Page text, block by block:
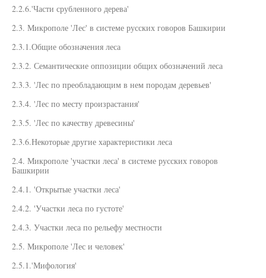
2.2.6.'Части срубленного дерева'
2.3. Микрополе 'Лес' в системе русских говоров Башкирии
2.3.1.Общие обозначения леса
2.3.2. Семантические оппозиции общих обозначений леса
2.3.3. 'Лес по преобладающим в нем породам деревьев'
2.3.4. 'Лес по месту произрастания'
2.3.5. 'Лес по качеству древесины'
2.3.6.Некоторые другие характеристики леса
2.4. Микрополе 'участки леса' в системе русских говоров
Башкирии
2.4.1. 'Открытые участки леса'
2.4.2. 'Участки леса по густоте'
2.4.3. Участки леса по рельефу местности
2.5. Микрополе 'Лес и человек'
2.5.1.'Мифология'